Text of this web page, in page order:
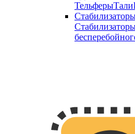
ТельферыТали